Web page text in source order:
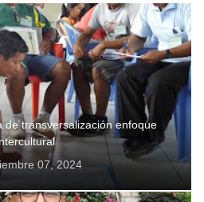
de transversalización enfoque
07, 2024